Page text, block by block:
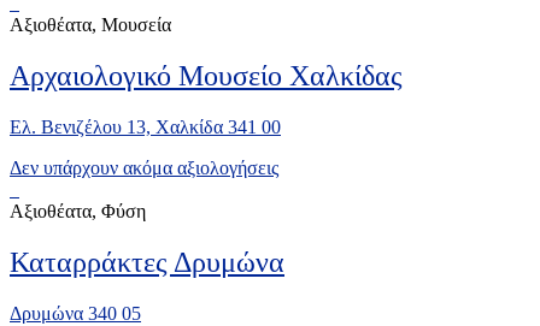
Αξιοθέατα, Μουσεία
Αρχαιολογικό Μουσείο Χαλκίδας
Ελ. Βενιζέλου 13, Χαλκίδα 341 00
Δεν υπάρχουν ακόμα αξιολογήσεις
Αξιοθέατα, Φύση
Καταρράκτες Δρυμώνα
Δρυμώνα 340 05